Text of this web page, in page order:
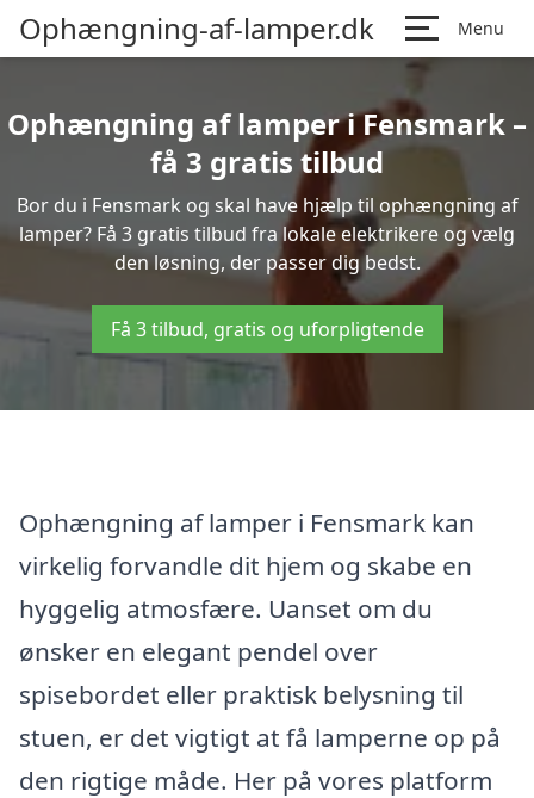
Ophængning-af-lamper.dk Menu
Ophængning af lamper i Fensmark –
få 3 gratis tilbud
Bor du i Fensmark og skal have hjælp til ophængning af
lamper? Få 3 gratis tilbud fra lokale elektrikere og vælg
den løsning, der passer dig bedst.
Få 3 tilbud, gratis og uforpligtende
Ophængning af lamper i Fensmark kan
virkelig forvandle dit hjem og skabe en
hyggelig atmosfære. Uanset om du
ønsker en elegant pendel over
spisebordet eller praktisk belysning til
stuen, er det vigtigt at få lamperne op på
den rigtige måde. Her på vores platform